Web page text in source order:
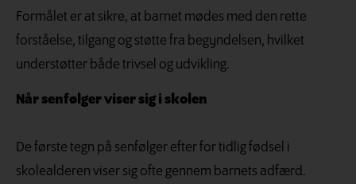
Formålet er at sikre, at barnet mødes med den rette
forståelse, tilgang og støtte fra begyndelsen, hvilket
understøtter både trivsel og udvikling.
Når senfølger viser sig i skolen
De første tegn på senfølger efter for tidlig fødsel i
skolealderen viser sig ofte gennem barnets adfærd.